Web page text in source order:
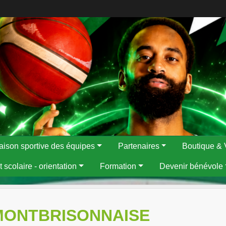
sportive des équipes Partenaires Boutique &
scolaire - orientation Formation Devenir bénévole